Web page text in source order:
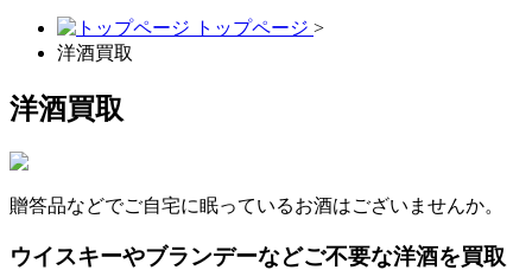
トップページ >
洋酒買取
洋酒買取
贈答品などでご自宅に眠っているお酒はございませんか。
ウイスキーやブランデーなどご不要な洋酒を買取